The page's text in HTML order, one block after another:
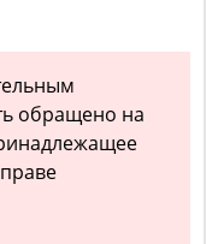
обращено на